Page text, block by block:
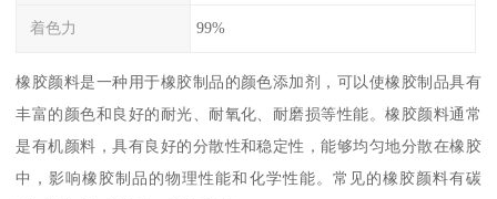
着色力 99%
橡胶颜料是一种用于橡胶制品的颜色添加剂，可以使橡胶制品具有
丰富的颜色和良好的耐光、耐氧化、耐磨损等性能。橡胶颜料通常
是有机颜料，具有良好的分散性和稳定性，能够均匀地分散在橡胶
中，影响橡胶制品的物理性能和化学性能。常见的橡胶颜料有碳